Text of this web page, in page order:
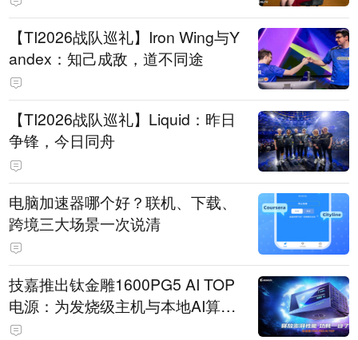
【TI2026战队巡礼】Iron Wing与Y
andex：知己成敌，道不同途
【TI2026战队巡礼】Liquid：昨日
争锋，今日同舟
电脑加速器哪个好？联机、下载、
跨境三大场景一次说清
技嘉推出钛金雕1600PG5 AI TOP
电源：为发烧级主机与本地AI算力
打造旗舰供电方案